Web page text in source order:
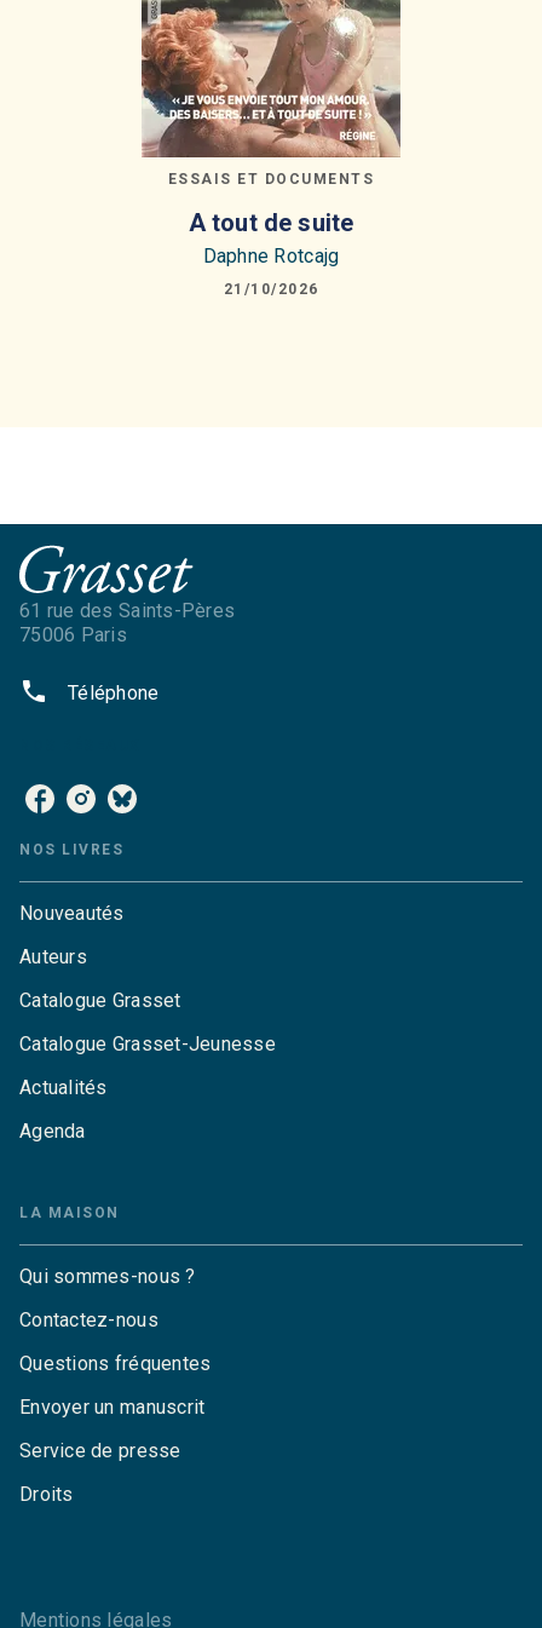
ESSAIS ET DOCUMENTS
A tout de suite
Daphne Rotcajg
21/10/2026
61 rue des Saints-Pères
75006 Paris
phone Téléphone
NOS LIVRES
Nouveautés
Auteurs
Catalogue Grasset
Catalogue Grasset-Jeunesse
Actualités
Agenda
LA MAISON
Qui sommes-nous ?
Contactez-nous
Questions fréquentes
Envoyer un manuscrit
Service de presse
Droits
Mentions légales